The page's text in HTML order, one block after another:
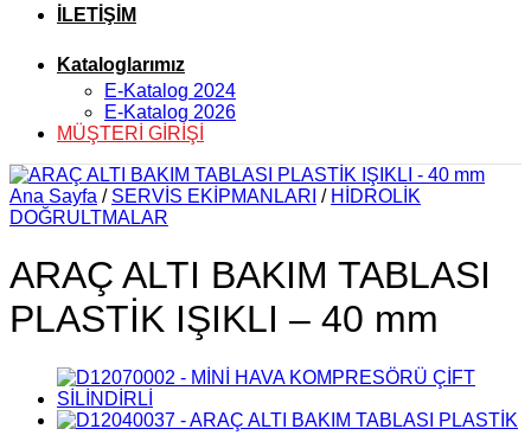
İLETİŞİM
Kataloglarımız
E-Katalog 2024
E-Katalog 2026
MÜŞTERİ GİRİŞİ
Ana Sayfa / SERVİS EKİPMANLARI / HİDROLİK
DOĞRULTMALAR
ARAÇ ALTI BAKIM TABLASI
PLASTİK IŞIKLI – 40 mm